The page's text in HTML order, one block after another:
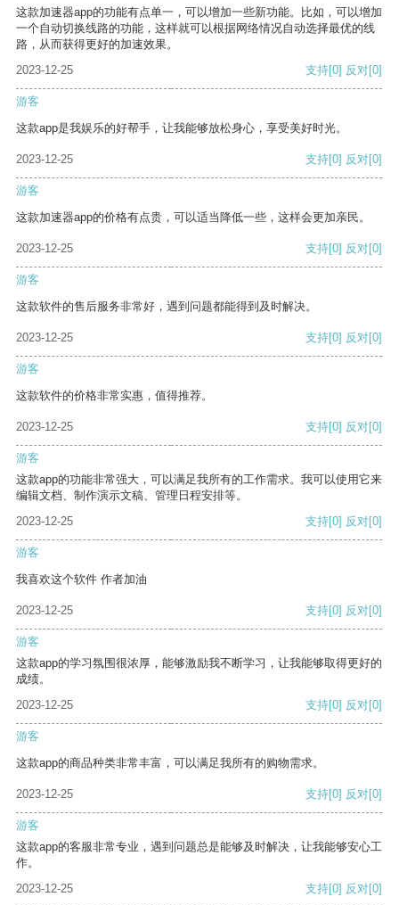
这款加速器app的功能有点单一，可以增加一些新功能。比如，可以增加
一个自动切换线路的功能，这样就可以根据网络情况自动选择最优的线
路，从而获得更好的加速效果。
2023-12-25
支持[0] 反对[0]
游客
这款app是我娱乐的好帮手，让我能够放松身心，享受美好时光。
2023-12-25 支持[0] 反对[0]
游客
这款加速器app的价格有点贵，可以适当降低一些，这样会更加亲民。
2023-12-25 支持[0] 反对[0]
游客
这款软件的售后服务非常好，遇到问题都能得到及时解决。
2023-12-25 支持[0] 反对[0]
游客
这款软件的价格非常实惠，值得推荐。
2023-12-25 支持[0] 反对[0]
游客
这款app的功能非常强大，可以满足我所有的工作需求。我可以使用它来
编辑文档、制作演示文稿、管理日程安排等。
2023-12-25
支持[0] 反对[0]
游客
我喜欢这个软件 作者加油
2023-12-25 支持[0] 反对[0]
游客
这款app的学习氛围很浓厚，能够激励我不断学习，让我能够取得更好的
成绩。
2023-12-25
支持[0] 反对[0]
游客
这款app的商品种类非常丰富，可以满足我所有的购物需求。
2023-12-25 支持[0] 反对[0]
游客
这款app的客服非常专业，遇到问题总是能够及时解决，让我能够安心工
作。
2023-12-25
支持[0] 反对[0]